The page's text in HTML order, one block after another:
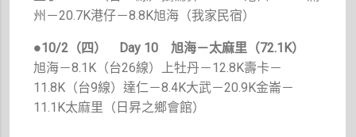
州－20.7K港仔－8.8K旭海（我家民宿）
●10/2（四）
Day 10 旭海－太麻里（72.1K）
旭海－8.1K（台26線）上牡丹－12.8K壽卡－
11.8K（台9線）達仁－8.4K大武－20.9K金崙－
11.1K太麻里（日昇之鄉會館）